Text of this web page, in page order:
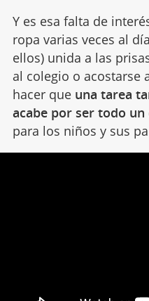
Y es esa falta de
ropa varias veces al
ellos) unida a las
al colegio o acostarse
hacer que una tarea
acabe por ser todo
para los niños y sus